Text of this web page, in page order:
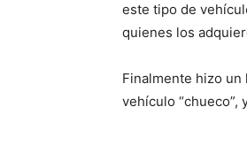
este tipo de
quienes los
Finalmente hizo un
vehículo